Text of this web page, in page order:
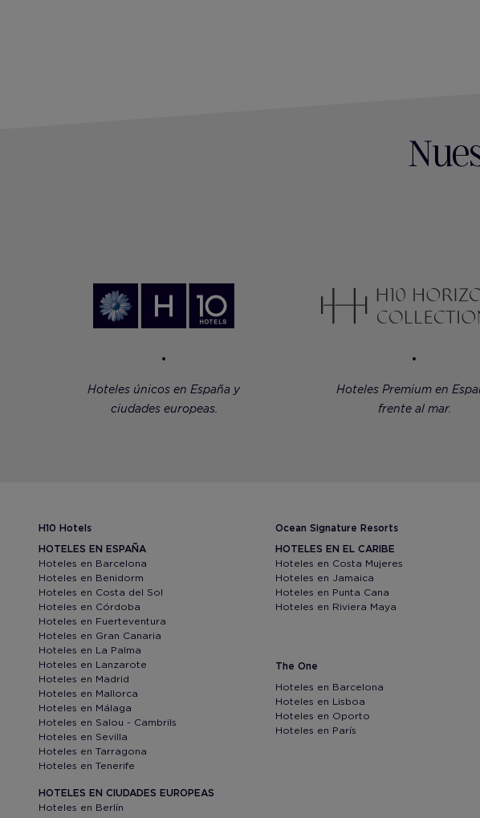
Hoteles únicos en España y
ciudades europeas.
Hoteles Premium en
frente al mar.
H10 Hotels
HOTELES EN ESPAÑA
Hoteles en Barcelona
Hoteles en Benidorm
Hoteles en Costa del Sol
Hoteles en Córdoba
Hoteles en Fuerteventura
Hoteles en Gran Canaria
Hoteles en La Palma
Hoteles en Lanzarote
Hoteles en Madrid
Hoteles en Mallorca
Hoteles en Málaga
Hoteles en Salou - Cambrils
Hoteles en Sevilla
Hoteles en Tarragona
Hoteles en Tenerife
HOTELES EN CIUDADES EUROPEAS
Hoteles en Berlín
Ocean Signature Resorts
HOTELES EN EL CARIBE
Hoteles en Costa Mujeres
Hoteles en Jamaica
Hoteles en Punta Cana
Hoteles en Riviera Maya
The One
Hoteles en Barcelona
Hoteles en Lisboa
Hoteles en Oporto
Hoteles en París